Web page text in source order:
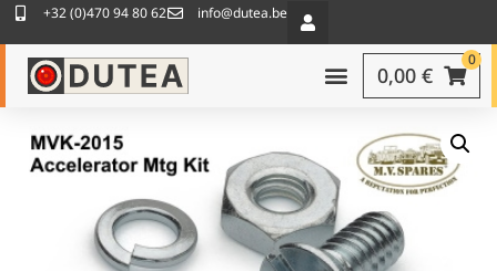
+32 (0)470 94 80 62 info@dutea.be
0
0,00 €